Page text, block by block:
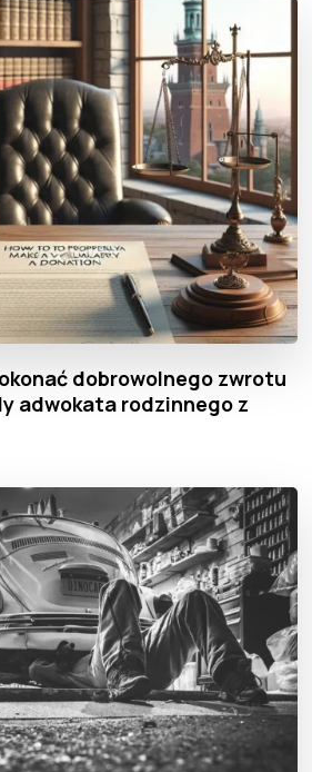
dobrowolnego zwrotu
adwokata rodzinnego z